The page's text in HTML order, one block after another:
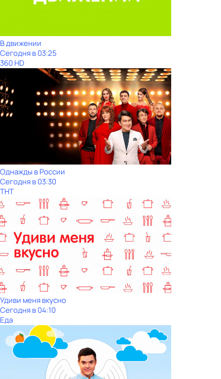
В движении
Сегодня в 03:25
360 HD
Однажды в России
Сегодня в 03:30
ТНТ
Удиви меня вкусно
Сегодня в 04:10
Еда